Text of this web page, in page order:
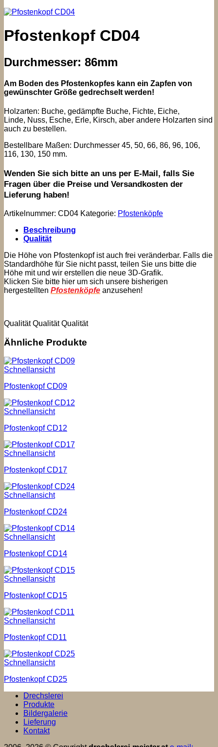
Pfostenkopf CD04
Durchmesser: 86mm
Am Boden des Pfostenkopfes kann ein Zapfen von
gewünschter Größe gedrechselt werden!
Holzarten: Buche, gedämpfte Buche, Fichte, Eiche,
Linde, Nuss, Esche, Erle, Kirsch, aber andere Holzarten sind
auch zu bestellen.
Bestellbare Maßen: Durchmesser 45, 50, 66, 86, 96, 106,
116, 130, 150 mm.
Wenden Sie sich bitte an uns per E-Mail, falls Sie
Fragen über die Preise und Versandkosten der
Lieferung haben!
Artikelnummer: CD04 Kategorie: Pfostenköpfe
Beschreibung
Qualität
Die Höhe von Pfostenkopf ist auch frei veränderbar. Falls die
Standardhöhe für Sie nicht passt, teilen Sie uns bitte die
Höhe mit und wir erstellen die neue 3D-Grafik.
Klicken Sie bitte hier um sich unsere bisherigen
hergestellten Pfostenköpfe anzusehen!
Qualität Qualität Qualität
Ähnliche Produkte
Schnellansicht
Pfostenkopf CD09
Schnellansicht
Pfostenkopf CD12
Schnellansicht
Pfostenkopf CD17
Schnellansicht
Pfostenkopf CD24
Schnellansicht
Pfostenkopf CD14
Schnellansicht
Pfostenkopf CD15
Schnellansicht
Pfostenkopf CD11
Schnellansicht
Pfostenkopf CD25
Drechslerei
Produkte
Bildergalerie
Lieferung
Kontakt